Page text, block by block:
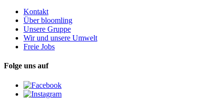
Kontakt
Über bloomling
Unsere Gruppe
Wir und unsere Umwelt
Freie Jobs
Folge uns auf